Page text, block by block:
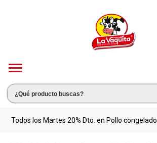
Todos los Martes 20% Dto. en Pollo